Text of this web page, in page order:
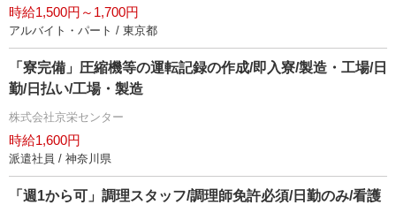
時給1,500円～1,700円
アルバイト・パート / 東京都
「寮完備」圧縮機等の運転記録の作成/即入寮/製造・工場/日
勤/日払い/工場・製造
株式会社京栄センター
時給1,600円
派遣社員 / 神奈川県
「週1から可」調理スタッフ/調理師免許必須/日勤のみ/看護